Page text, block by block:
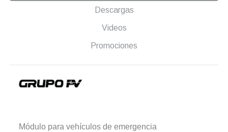
Descargas
Videos
Promociones
Módulo para vehículos de emergencia